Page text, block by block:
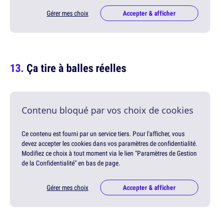
Gérer mes choix Accepter & afficher
Ça tire à balles réelles
Contenu bloqué par vos choix de cookies
Ce contenu est fourni par un service tiers. Pour l'afficher, vous
devez accepter les cookies dans vos paramètres de confidentialité.
Modifiez ce choix à tout moment via le lien "Paramètres de Gestion
de la Confidentialité" en bas de page.
Gérer mes choix Accepter & afficher